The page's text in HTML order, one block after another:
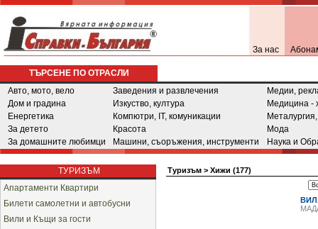
За нас
ТЪРСЕНЕ ПО ОТРАСЛИ
Авто, мото, вело
Дом и градина
Енергетика
За детето
За домашните любимци
Заведения и развлечения
Изкуство, култура
Компютри, IT, комуникации
Красота
Машини, съоръжения, инструменти
Медии,
Медицина -
Мода
Наука и
ТУРИЗЪМ
Апартаменти Квартири
Билети самолетни и автобусни
Вили и Къщи за гости
Туризъм > Хижи (177)